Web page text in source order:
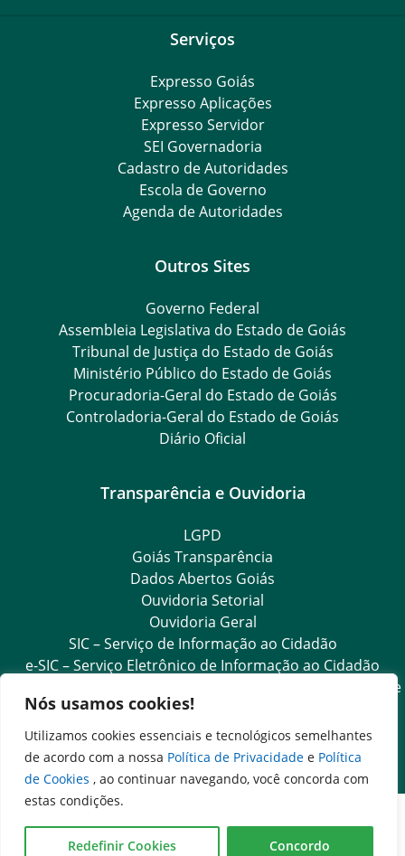
Nós usamos cookies!
Utilizamos cookies essenciais e tecnológicos semelhantes
de acordo com a nossa Política de Privacidade e Política
de Cookies , ao continuar navegando, você concorda com
estas condições.
Redefinir Cookies Concordo
Serviços
Expresso Goiás
Expresso Aplicações
Expresso Servidor
SEI Governadoria
Cadastro de Autoridades
Escola de Governo
Agenda de Autoridades
Outros Sites
Governo Federal
Assembleia Legislativa do Estado de Goiás
Tribunal de Justiça do Estado de Goiás
Ministério Público do Estado de Goiás
Procuradoria-Geral do Estado de Goiás
Controladoria-Geral do Estado de Goiás
Diário Oficial
Transparência e Ouvidoria
LGPD
Goiás Transparência
Dados Abertos Goiás
Ouvidoria Setorial
Ouvidoria Geral
SIC – Serviço de Informação ao Cidadão
e-SIC – Serviço Eletrônico de Informação ao Cidadão
Acesso às Informações das Organizações Sociais de Saúde
e Sociedade Civil
Ouvidoria Setorial (Expresso)
Ouvidoria Setorial (Presencial)